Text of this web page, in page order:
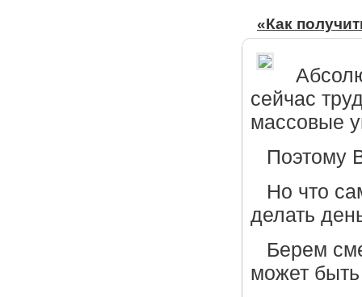
«Как
сейчас
массовые
Поэтому
Но что
делать
Берем
может